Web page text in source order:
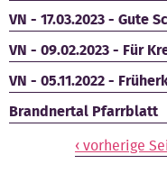
VN - 17.03.2023 - Gute
VN - 09.02.2023 - Für
VN - 05.11.2022 -
Brandnertal Pfarrblatt
‹ vorherige